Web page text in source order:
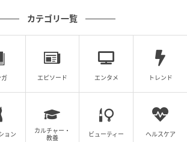
円 さすが、「ハラミ」＆「ジビ
カテゴリ一覧
ガ エピソード エンタメ トレンド
ョン
カルチャー・
教養
ビューティー ヘルスケア